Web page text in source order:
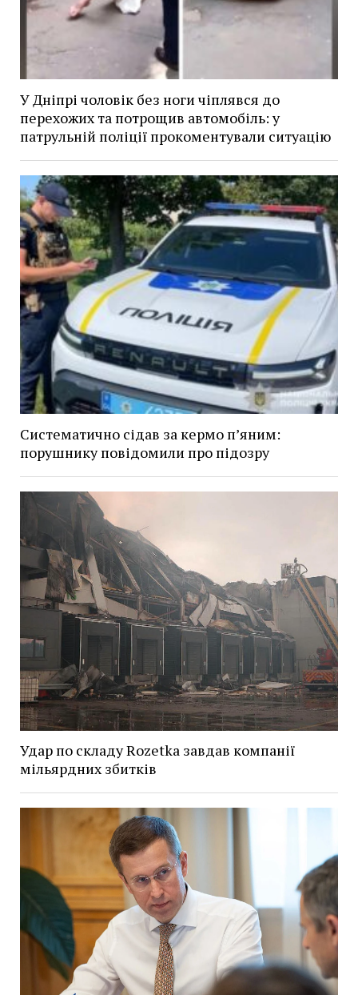
У Дніпрі чоловік без ноги чіплявся до
перехожих та потрощив автомобіль: у
патрульній поліції прокоментували ситуацію
Систематично сідав за кермо п’яним:
порушнику повідомили про підозру
Удар по складу Rozetka завдав компанії
мільярдних збитків